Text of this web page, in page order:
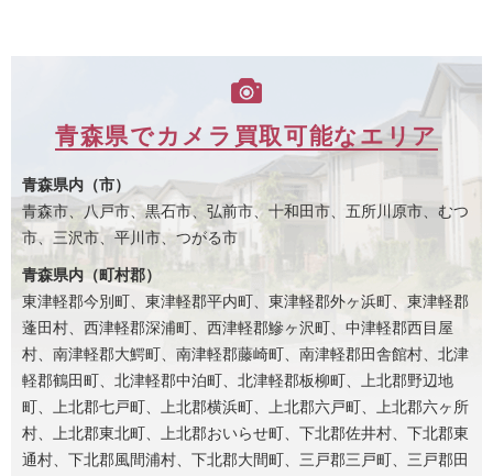
青森県でカメラ買取可能なエリア
青森県内（市）
青森市、八戸市、黒石市、弘前市、十和田市、五所川原市、むつ
市、三沢市、平川市、つがる市
青森県内（町村郡）
東津軽郡今別町、東津軽郡平内町、東津軽郡外ヶ浜町、東津軽郡
蓬田村、西津軽郡深浦町、西津軽郡鰺ヶ沢町、中津軽郡西目屋
村、南津軽郡大鰐町、南津軽郡藤崎町、南津軽郡田舎館村、北津
軽郡鶴田町、北津軽郡中泊町、北津軽郡板柳町、上北郡野辺地
町、上北郡七戸町、上北郡横浜町、上北郡六戸町、上北郡六ヶ所
村、上北郡東北町、上北郡おいらせ町、下北郡佐井村、下北郡東
通村、下北郡風間浦村、下北郡大間町、三戸郡三戸町、三戸郡田